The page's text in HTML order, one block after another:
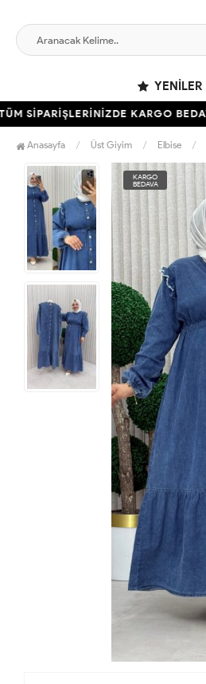
YENILER
SİPARİŞLERİNİZDE KARGO BEDAVA!
Anasayfa Üst Giyim Elbise
KARGO
BEDAVA